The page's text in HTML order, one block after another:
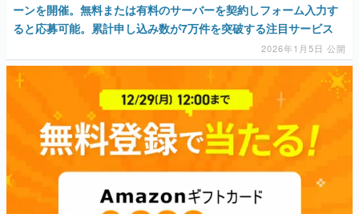
ーンを開催。無料または有料のサーバーを契約しフォーム入力す
ると応募可能。累計申し込み数が7万件を突破する注目サービス
2026年1月5日 公開